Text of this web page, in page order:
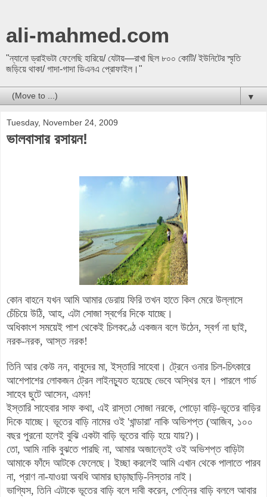
ali-mahmed.com
"ন্যানো ড্রাইভটা ফেলেছি হারিয়ে/ যেটায়—রাখা ছিল ৮০০ কোটি/ ইউনিটের স্মৃতি
জড়িয়ে থাকা/ গাদা-গাদা ডিএনএ প্রোফাইল।"
▼
Tuesday, November 24, 2009
ভালবাসার রসায়ন!
কোন বাহনে যখন আমি আমার ডেরায় ফিরি তখন হাতে কিল মেরে উল্লাসে
চেঁচিয়ে উঠি, আহ, এটা সোজা স্বর্গের দিকে যাচ্ছে।
অধিকাংশ সময়েই পাশ থেকেই চিলকণ্ঠে একজন বলে উঠেন, স্বর্গ না ছাই,
নরক-নরক, আস্ত নরক!
তিনি আর কেউ নন, বাবুদের মা, ইস্তারি সাহেবা। ট্রেনে ওনার চিল-চিৎকারে
আশেপাশের লোকজন ট্রেন লাইনচ্যুত হয়েছে ভেবে অস্থির হন । পারলে গার্ড
সাহেব ছুটে আসেন, এমন!
ইস্তারি সাহেবার সাফ কথা, এই রাস্তা সোজা নরকে, পোড়ো বাড়ি-ভূতের বাড়ির
দিকে যাচ্ছে। ভূতের বাড়ি নামের ওই 'খান্ডারা' নাকি অভিশপ্ত (আজিব, ১০০
বছর পুরনো হলেই বুঝি একটা বাড়ি ভূতের বাড়ি হয়ে যায়?) ।
তো, আমি নাকি বুঝতে পারছি না, আমার অজান্তেই ওই অভিশপ্ত বাড়িটা
আমাকে ফাঁদে আটকে ফেলেছে। ইচ্ছা করলেই আমি এখান থেকে পালাতে পারব
না, প্রাণ না-যাওয়া অবধি আমার ছাড়াছাড়ি-নিস্তার নাই ।
ভাগ্যিস, তিনি এটাকে ভূতের বাড়ি বলে দাবী করেন, পেত্নির বাড়ি বললে আবার